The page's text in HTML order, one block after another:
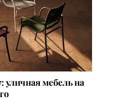
мебель на